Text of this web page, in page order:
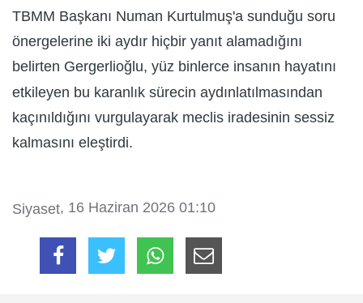
TBMM Başkanı Numan Kurtulmuş'a sunduğu soru
önergelerine iki aydır hiçbir yanıt alamadığını
belirten Gergerlioğlu, yüz binlerce insanın hayatını
etkileyen bu karanlık sürecin aydınlatılmasından
kaçınıldığını vurgulayarak meclis iradesinin sessiz
kalmasını eleştirdi.
Siyaset, 16 Haziran 2026 01:10